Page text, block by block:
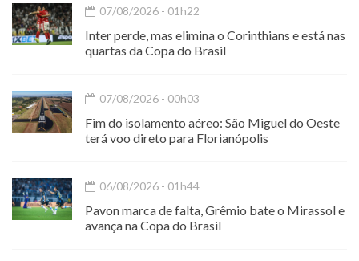
07/08/2026 - 01h22
Inter perde, mas elimina o Corinthians e está nas
quartas da Copa do Brasil
07/08/2026 - 00h03
Fim do isolamento aéreo: São Miguel do Oeste
terá voo direto para Florianópolis
06/08/2026 - 01h44
Pavon marca de falta, Grêmio bate o Mirassol e
avança na Copa do Brasil